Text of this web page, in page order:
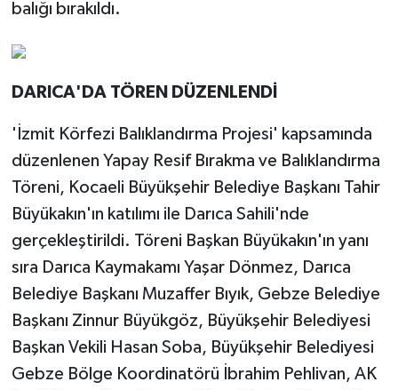
balığı bırakıldı.
DARICA'DA TÖREN DÜZENLENDİ
'İzmit Körfezi Balıklandırma Projesi' kapsamında
düzenlenen Yapay Resif Bırakma ve Balıklandırma
Töreni, Kocaeli Büyükşehir Belediye Başkanı Tahir
Büyükakın'ın katılımı ile Darıca Sahili'nde
gerçekleştirildi. Töreni Başkan Büyükakın'ın yanı
sıra Darıca Kaymakamı Yaşar Dönmez, Darıca
Belediye Başkanı Muzaffer Bıyık, Gebze Belediye
Başkanı Zinnur Büyükgöz, Büyükşehir Belediyesi
Başkan Vekili Hasan Soba, Büyükşehir Belediyesi
Gebze Bölge Koordinatörü İbrahim Pehlivan, AK